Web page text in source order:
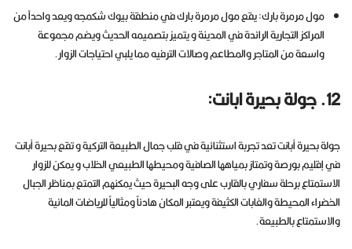
مول مرمرة بارك: يقع مول مرمرة بارك في منطقة بيوك شكمجه ويعد واحداً من
المراكز التجارية الرائدة في المدينة و يتميز بتصميمه الحديث ويضم مجموعة
واسعة من المتاجر والمطاعم وصالات الترفيه مما يلبي احتياجات الزوار.
12. جولة بحيرة ابانت:
جولة بحيرة أبانت تعد تجربة استثنائية في قلب جمال الطبيعة التركية و تقع بحيرة أبانت
في إقليم بورصة وتمتاز بمياهها الصافية ومحيطها الطبيعي الخلاب و يمكن للزوار
الاستمتاع برحلة سفاري بالقارب على وجه البحيرة حيث يمكنهم التمتع بمناظر الجبال
الخضراء المحيطة والغابات الكثيفة ويعتبر المكان هادئاً ومثالياً للرياضات المائية
والاستمتاع بالطبيعة.